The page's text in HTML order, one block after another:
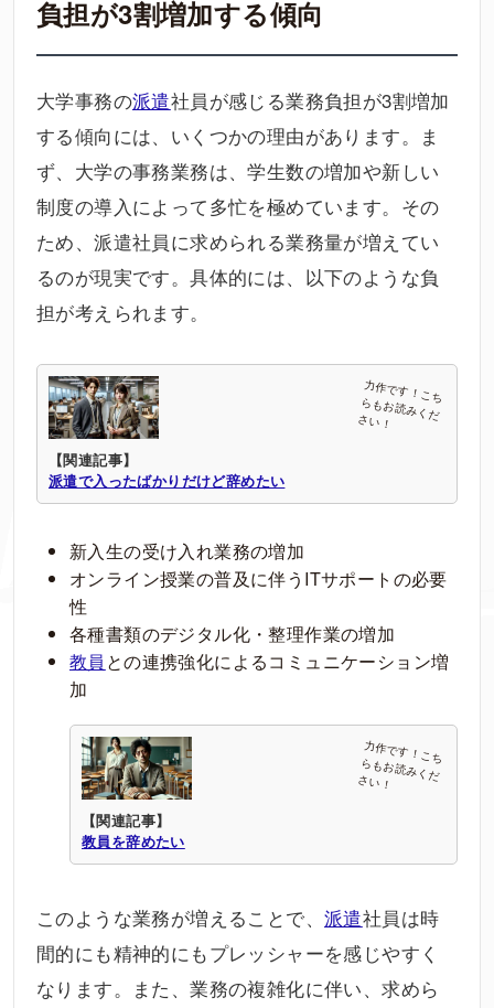
負担が3割増加する傾向
大学事務の派遣社員が感じる業務負担が3割増加
する傾向には、いくつかの理由があります。ま
ず、大学の事務業務は、学生数の増加や新しい
制度の導入によって多忙を極めています。その
ため、派遣社員に求められる業務量が増えてい
るのが現実です。具体的には、以下のような負
担が考えられます。
【関連記事】
派遣で入ったばかりだけど辞めたい
新入生の受け入れ業務の増加
オンライン授業の普及に伴うITサポートの必要
性
各種書類のデジタル化・整理作業の増加
教員 との連携強化によるコミュニケーション増
加
【関連記事】
教員を辞めたい
このような業務が増えることで、 派遣社員は時
間的にも精神的にもプレッシャーを感じやすく
なります。また、業務の複雑化に伴い、求めら